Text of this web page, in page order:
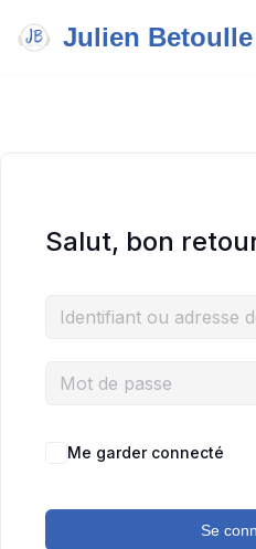
Julien Betoulle
Salut, bon
Me garder connecté
Se